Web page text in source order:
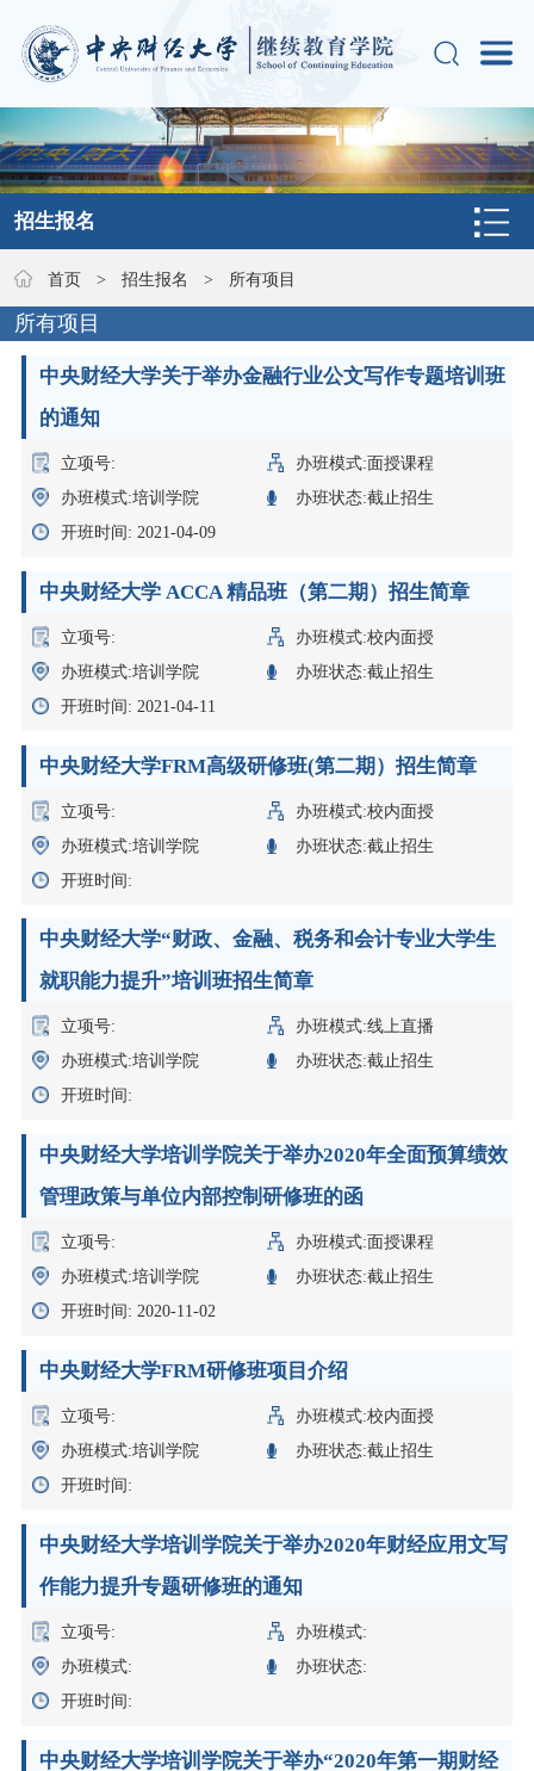
招生报名
首页 > 招生报名 > 所有项目
所有项目
中央财经大学关于举办金融行业公文写作专题培训班
的通知
立项号:
办班模式:面授课程
办班模式:培训学院
办班状态:截止招生
开班时间: 2021-04-09
中央财经大学 ACCA 精品班（第二期）招生简章
立项号:
办班模式:校内面授
办班模式:培训学院
办班状态:截止招生
开班时间: 2021-04-11
中央财经大学FRM高级研修班(第二期）招生简章
立项号:
办班模式:校内面授
办班模式:培训学院
办班状态:截止招生
开班时间:
中央财经大学“财政、金融、税务和会计专业大学生
就职能力提升”培训班招生简章
立项号:
办班模式:线上直播
办班模式:培训学院
办班状态:截止招生
开班时间:
​中央财经大学培训学院关于举办2020年全面预算绩效
管理政策与单位内部控制研修班的函
立项号:
办班模式:面授课程
办班模式:培训学院
办班状态:截止招生
开班时间: 2020-11-02
中央财经大学FRM研修班项目介绍
立项号:
办班模式:校内面授
办班模式:培训学院
办班状态:截止招生
开班时间:
​中央财经大学培训学院关于举办2020年财经应用文写
作能力提升专题研修班的通知
立项号:
办班模式:
办班模式:
办班状态:
开班时间:
中央财经大学培训学院关于举办“2020年第一期财经